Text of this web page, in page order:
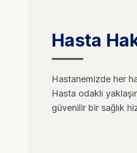
Hasta
Hastanemizde her
Hasta odaklı
güvenilir bir sağlık